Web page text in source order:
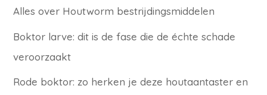
Alles over Houtworm bestrijdingsmiddelen
Boktor larve: dit is de fase die de échte schade
veroorzaakt
Rode boktor: zo herken je deze houtaantaster en